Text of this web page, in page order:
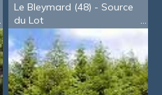
Le Bleymard (48) - Source
du Lot